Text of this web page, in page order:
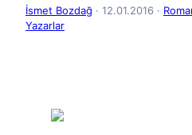
İsmet Bozdağ · 12.01.2016 ·
Yazarlar